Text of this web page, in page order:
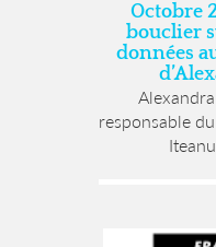
Octobre
bouclier
données
responsable